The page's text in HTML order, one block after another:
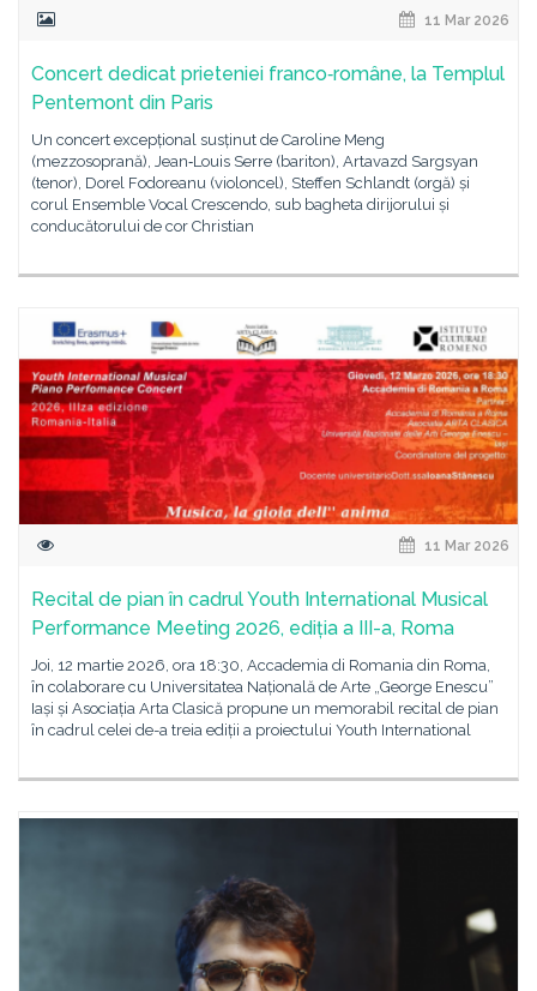
11 Mar 2026
Concert dedicat prieteniei franco‑române, la Templul
Pentemont din Paris
Un concert excepțional susținut de Caroline Meng
(mezzosoprană), Jean‑Louis Serre (bariton), Artavazd Sargsyan
(tenor), Dorel Fodoreanu (violoncel), Steffen Schlandt (orgă) și
corul Ensemble Vocal Crescendo, sub bagheta dirijorului și
conducătorului de cor Christian
11 Mar 2026
Recital de pian în cadrul Youth International Musical
Performance Meeting 2026, ediția a III-a, Roma
Joi, 12 martie 2026, ora 18:30, Accademia di Romania din Roma,
în colaborare cu Universitatea Națională de Arte „George Enescu”
Iași și Asociația Arta Clasică propune un memorabil recital de pian
în cadrul celei de-a treia ediții a proiectului Youth International